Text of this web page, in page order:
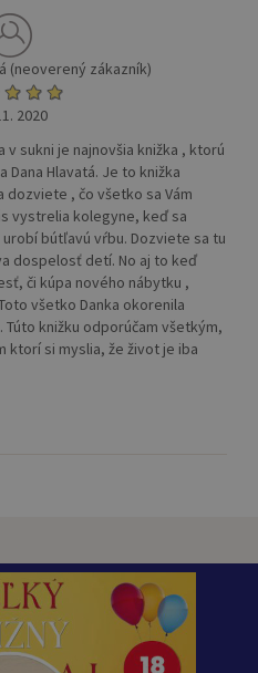
(neoverený zákazník)
2020
sukni je najnovšia knižka , ktorú
Hlavatá. Je to knižka
, čo všetko sa Vám
vystrelia kolegyne, keď sa
bútľavú vŕbu. Dozviete sa tu
dospelosť detí. No aj to keď
či kúpa nového nábytku ,
všetko Danka okorenila
knižku odporúčam všetkým,
ktorí si myslia, že život je iba